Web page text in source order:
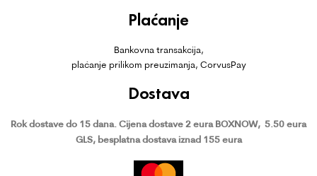
Plaćanje
Bankovna transakcija,
plaćanje prilikom preuzimanja, CorvusPay
Dostava
Rok dostave do 15 dana. Cijena dostave 2 eura BOXNOW, 5.50 eura
GLS, besplatna dostava iznad 155 eura